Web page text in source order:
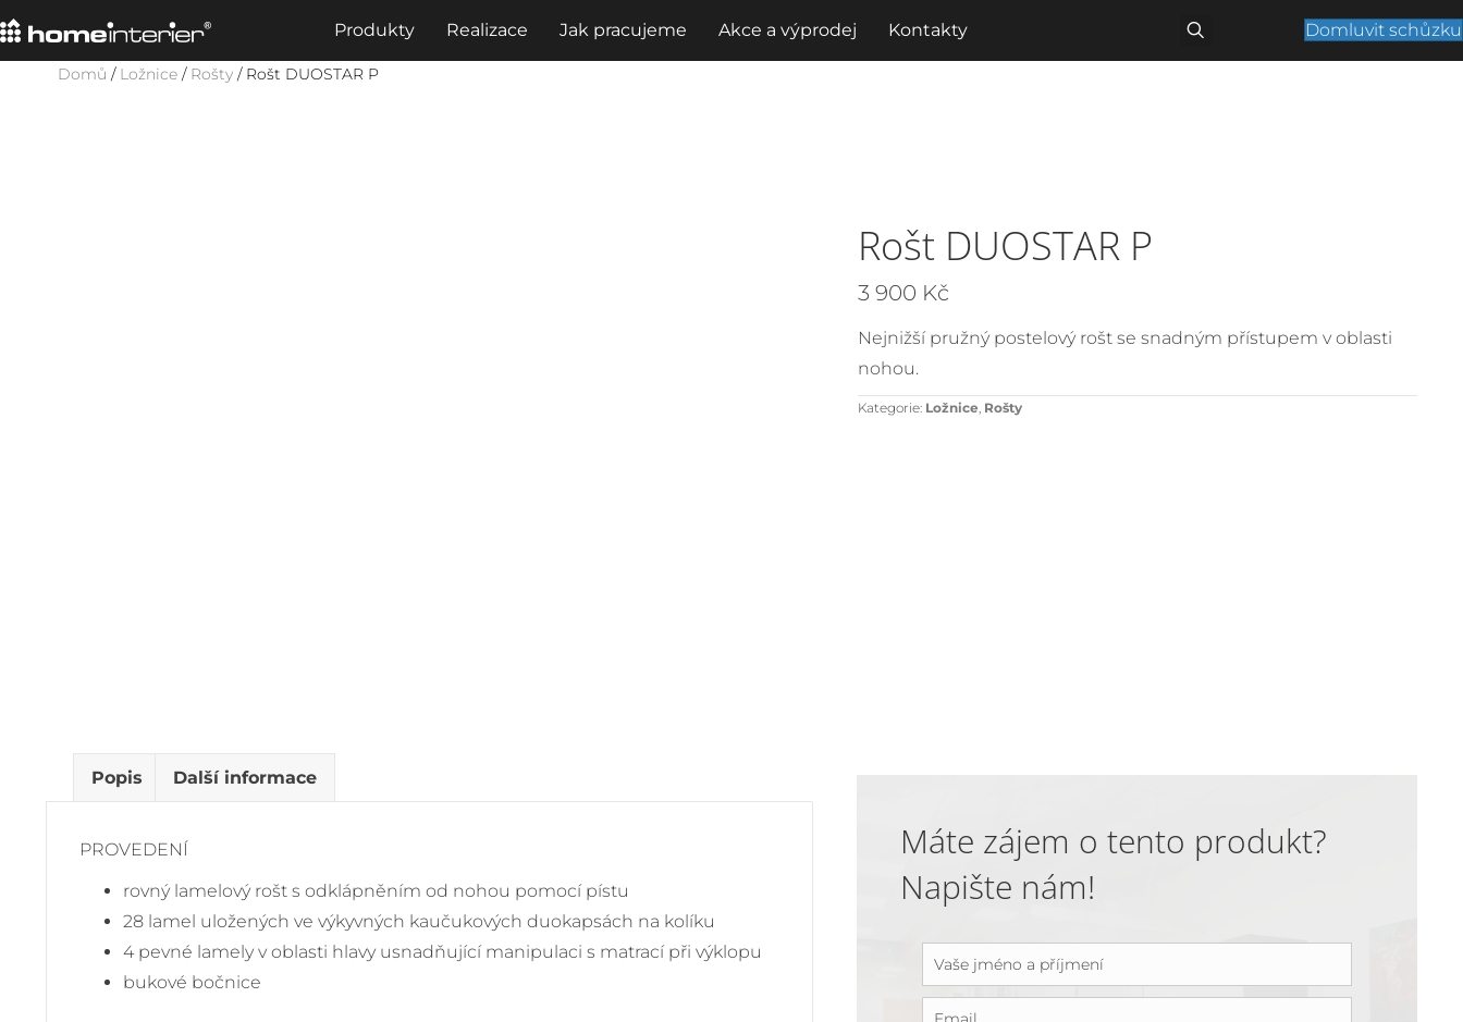
Produkty Realizace Jak pracujeme Akce a výprodej Kontakty Domluvit schůzku
Domů / Ložnice / Rošty / Rošt DUOSTAR P
Rošt DUOSTAR P
3 900 Kč
Nejnižší pružný postelový rošt se snadným přístupem v oblasti
nohou.
Kategorie: Ložnice, Rošty
Popis Další informace
PROVEDENÍ
rovný lamelový rošt s odklápněním od nohou pomocí pístu
28 lamel uložených ve výkyvných kaučukových duokapsách na kolíku
4 pevné lamely v oblasti hlavy usnadňující manipulaci s matrací při výklopu
bukové bočnice
Máte zájem o tento produkt?
Napište nám!